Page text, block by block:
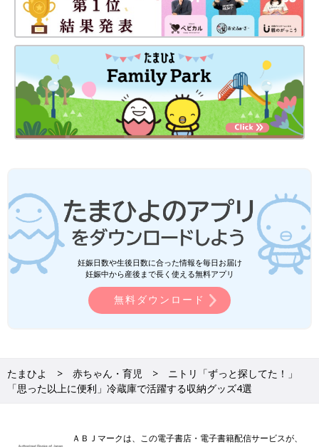
妊娠日数や生後日数に合った情報を毎日お届け
妊娠中から産後まで長く使える無料アプリ
無料ダウンロード
たまひよ 赤ちゃん・育児
ニトリ「ずっと探してた！」
「思った以上に便利」冷蔵庫で活躍する収納グッズ4選
ＡＢＪマークは、この電子書店・電子書籍配信サービスが、